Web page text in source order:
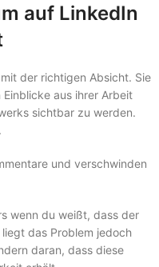
auf LinkedIn
der richtigen Absicht. Sie
aus ihrer Arbeit
sichtbar zu werden.
und verschwinden
wenn du weißt, dass der
das Problem jedoch
daran, dass diese